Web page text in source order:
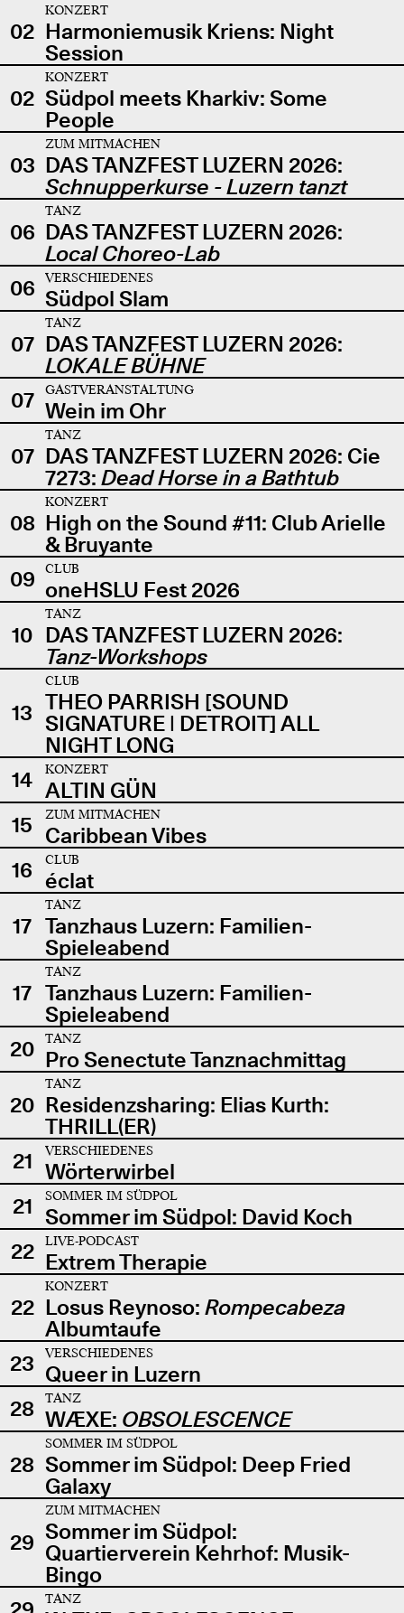
02
KONZERT
Harmoniemusik Kriens: Night
Session
02
KONZERT
Südpol meets Kharkiv: Some
People
03
ZUM MITMACHEN
DAS TANZFEST LUZERN 2026:
Schnupperkurse - Luzern tanzt
06
TANZ
DAS TANZFEST LUZERN 2026:
Local Choreo-Lab
06
VERSCHIEDENES
Südpol Slam
07
TANZ
DAS TANZFEST LUZERN 2026:
LOKALE BÜHNE
07
GASTVERANSTALTUNG
Wein im Ohr
07
TANZ
DAS TANZFEST LUZERN 2026: Cie
7273: Dead Horse in a Bathtub
08
KONZERT
High on the Sound #11: Club Arielle
& Bruyante
09
CLUB
oneHSLU Fest 2026
10
TANZ
DAS TANZFEST LUZERN 2026:
Tanz-Workshops
13
CLUB
THEO PARRISH [SOUND
SIGNATURE | DETROIT] ALL
NIGHT LONG
14
KONZERT
ALTIN GÜN
15
ZUM MITMACHEN
Caribbean Vibes
16
CLUB
éclat
17
TANZ
Tanzhaus Luzern: Familien-
Spieleabend
17
TANZ
Tanzhaus Luzern: Familien-
Spieleabend
20
TANZ
Pro Senectute Tanznachmittag
20
TANZ
Residenzsharing: Elias Kurth:
THRILL(ER)
21
VERSCHIEDENES
Wörterwirbel
21
SOMMER IM SÜDPOL
Sommer im Südpol: David Koch
22
LIVE-PODCAST
Extrem Therapie
22
KONZERT
Losus Reynoso: Rompecabeza
Albumtaufe
23
VERSCHIEDENES
Queer in Luzern
28
TANZ
WÆXE: OBSOLESCENCE
28
SOMMER IM SÜDPOL
Sommer im Südpol: Deep Fried
Galaxy
29
ZUM MITMACHEN
Sommer im Südpol:
Quartierverein Kehrhof: Musik-
Bingo
TANZ